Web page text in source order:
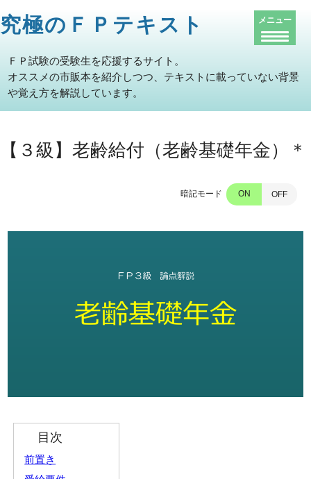
究極のＦＰテキスト
ＦＰ試験の受験生を応援するサイト。
オススメの市販本を紹介しつつ、テキストに載っていない背景
や覚え方を解説しています。
【３級】老齢給付（老齢基礎年金）＊
暗記モード ON OFF
目次
前置き
メニュー